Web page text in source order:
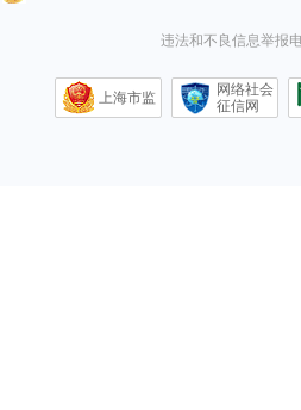
违法和不良信息举报
上海市监
网络社会
征信网